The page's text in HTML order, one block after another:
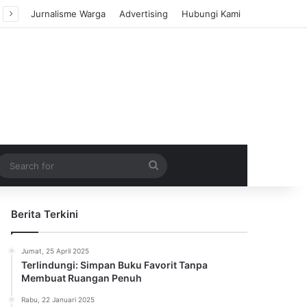
Jurnalisme Warga Advertising Hubungi Kami
Article
for
Berita Terkini
Jumat, 25 April 2025
Terlindungi: Simpan Buku Favorit Tanpa
Membuat Ruangan Penuh
Rabu, 22 Januari 2025